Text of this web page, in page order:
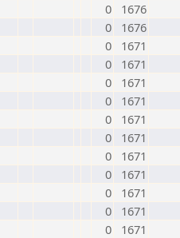
0
1676
0
1676
0
1671
0
1671
0
1671
0
1671
0
1671
0
1671
0
1671
0
1671
0
1671
0
1671
0
1671